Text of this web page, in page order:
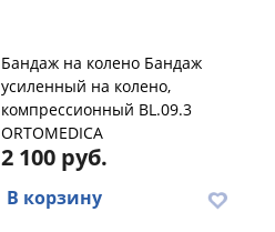
Бандаж на колено Бандаж
усиленный на колено,
компрессионный BL.09.3
ORTOMEDICA
2 100 руб.
В корзину